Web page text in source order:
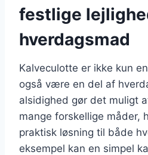
festlige
hverdagsmad
Kalveculotte er ikke kun
også være en del af
alsidighed gør det muligt
mange forskellige måder,
praktisk løsning til både
eksempel kan en simpel